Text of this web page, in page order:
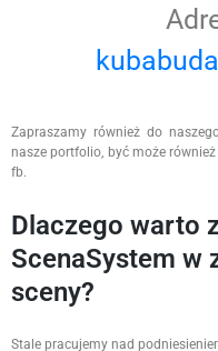
Zapraszamy również do
nasze portfolio, być może
fb.
Dlaczego warto
ScenaSystem w
sceny?
Stale pracujemy nad